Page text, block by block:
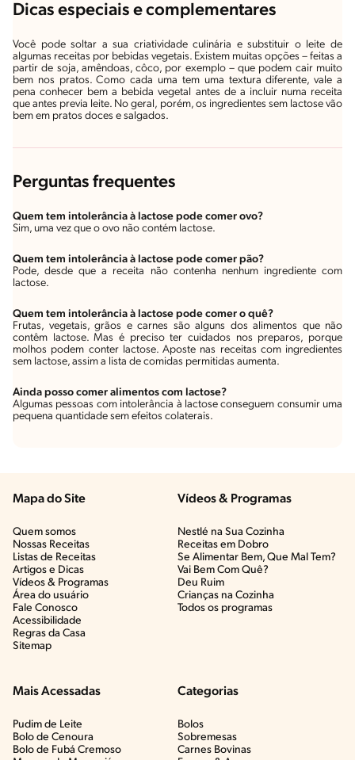
Dicas especiais e complementares
Você pode soltar a sua criatividade culinária e substituir o leite de
algumas receitas por bebidas vegetais. Existem muitas opções – feitas a
partir de soja, amêndoas, côco, por exemplo – que podem cair muito
bem nos pratos. Como cada uma tem uma textura diferente, vale a
pena conhecer bem a bebida vegetal antes de a incluir numa receita
que antes previa leite. No geral, porém, os ingredientes sem lactose vão
bem em pratos doces e salgados.
Perguntas frequentes
Quem tem intolerância à lactose pode comer ovo?
Sim, uma vez que o ovo não contém lactose.
Quem tem intolerância à lactose pode comer pão?
Pode, desde que a receita não contenha nenhum ingrediente com
lactose.
Quem tem intolerância à lactose pode comer o quê?
Frutas, vegetais, grãos e carnes são alguns dos alimentos que não
contêm lactose. Mas é preciso ter cuidados nos preparos, porque
molhos podem conter lactose. Aposte nas receitas com ingredientes
sem lactose, assim a lista de comidas permitidas aumenta.
Ainda posso comer alimentos com lactose?
Algumas pessoas com intolerância à lactose conseguem consumir uma
pequena quantidade sem efeitos colaterais.
Mapa do Site
Quem somos
Nossas Receitas
Listas de Receitas​
Artigos e Dicas​
Vídeos & Programas​
Área do usuário
Fale Conosco
Acessibilidade
Regras da Casa
Sitemap
Vídeos & Programas​
Nestlé na Sua Cozinha
Receitas em Dobro
Se Alimentar Bem, Que Mal Tem?​
Vai Bem Com Quê?​
Deu Ruim​
Crianças na Cozinha​
Todos os programas
Mais Acessadas
Pudim de Leite
Bolo de Cenoura
Bolo de Fubá Cremoso
Categorias
Bolos
Sobremesas
Carnes Bovinas​